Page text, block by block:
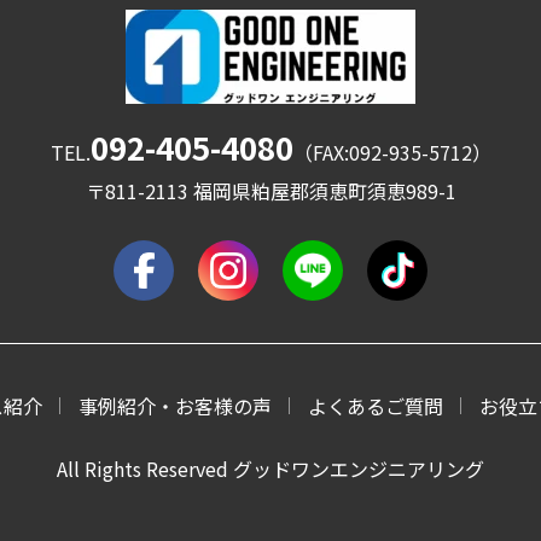
TEL.092-405-4080 （FAX:092-935-5712）
〒811-2113 福岡県粕屋郡須恵町須恵989-1
介 事例紹介・お客様の声 よくあるご質問 お役
All Rights Reserved グッドワンエンジニアリング